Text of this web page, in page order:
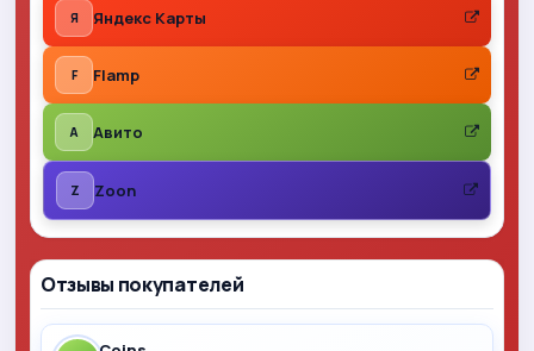
Отзывы покупателей
Я Яндекс Карты
F Flamp
A Авито
Z Zoon